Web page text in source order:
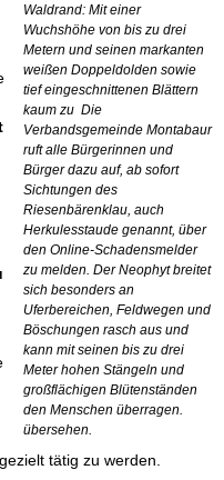
Waldrand: Mit einer
Wuchshöhe von bis zu drei
Metern und seinen markanten
weißen Doppeldolden sowie
tief eingeschnittenen Blättern
kaum zu Die
Verbandsgemeinde Montabaur
ruft alle Bürgerinnen und
Bürger dazu auf, ab sofort
Sichtungen des
Riesenbärenklau, auch
Herkulesstaude genannt, über
den Online-Schadensmelder
zu melden. Der Neophyt breitet
sich besonders an
Uferbereichen, Feldwegen und
Böschungen rasch aus und
kann mit seinen bis zu drei
Meter hohen Stängeln und
großflächigen Blütenständen
den Menschen überragen.
übersehen.
tätig zu werden.